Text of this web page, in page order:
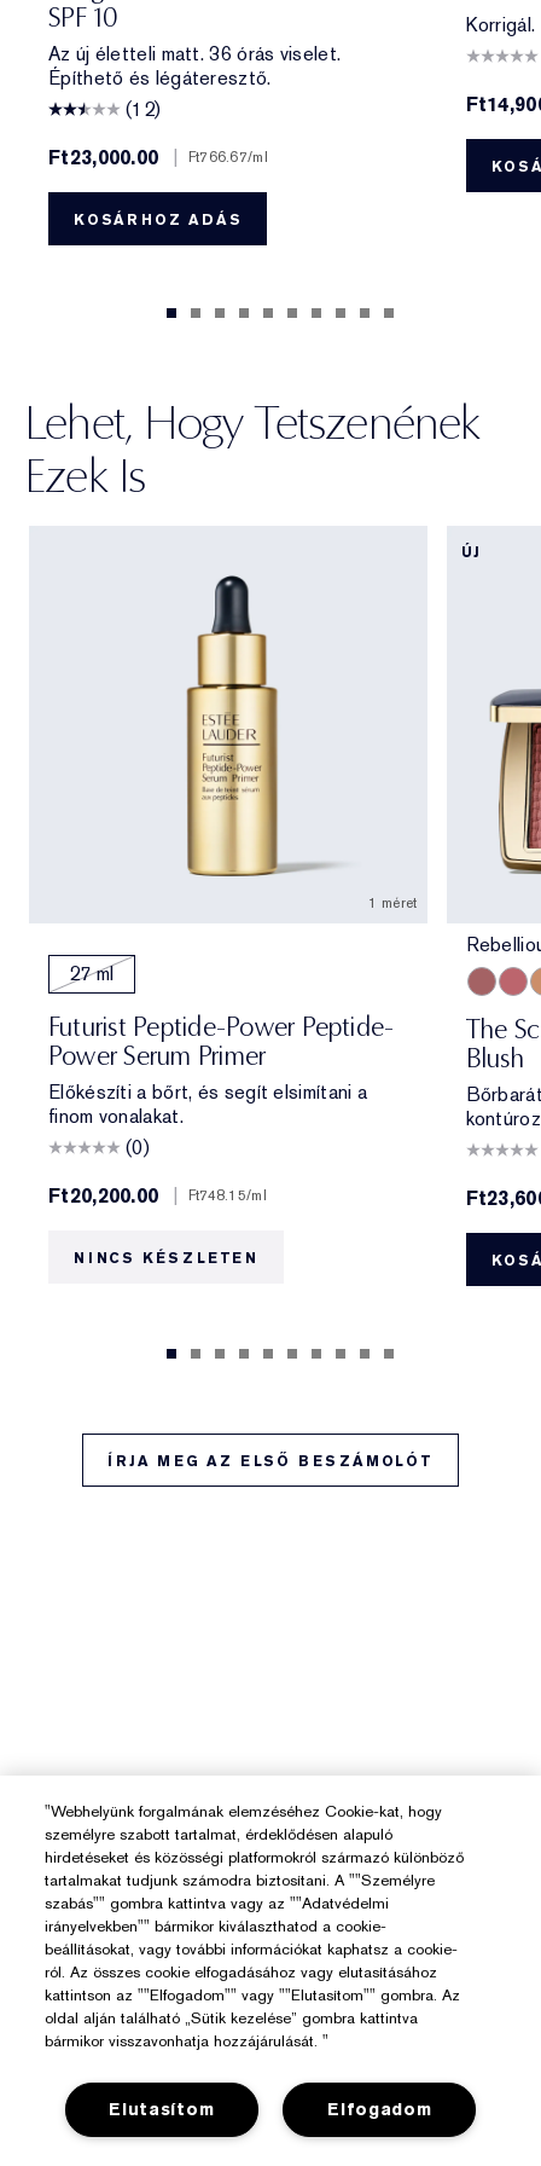
SPF 10
Az új életteli matt. 36 órás viselet.
Építhető és légáteresztő.
(12)
Ft23,000.00
| Ft766.67/ml
KOSÁRHOZ ADÁS
Lehet, Hogy Tetszenének
Ezek Is
1 méret
27 ml
Futurist Peptide-Power Peptide-
Power Serum Primer
Előkészíti a bőrt, és segít elsimítani a
finom vonalakat.
(0)
Ft20,200.00
Ft748.15/ml
NINCS KÉSZLETEN
ÚJ
The
Blush
ÍRJA MEG AZ ELSŐ BESZÁMOLÓT
"Webhelyünk forgalmának elemzéséhez Cookie-kat, hogy
személyre szabott tartalmat, érdeklődésen alapuló
hirdetéseket és közösségi platformokról származó különböző
tartalmakat tudjunk számodra biztosítani. A ""Személyre
szabás"" gombra kattintva vagy az ""Adatvédelmi
irányelvekben"" bármikor kiválaszthatod a cookie-
beállításokat, vagy további információkat kaphatsz a cookie-
ról. Az összes cookie elfogadásához vagy elutasításához
kattintson az ""Elfogadom"" vagy ""Elutasítom"" gombra. Az
oldal alján található „Sütik kezelése” gombra kattintva
bármikor visszavonhatja hozzájárulását. "
Elfogadom
Elutasítom